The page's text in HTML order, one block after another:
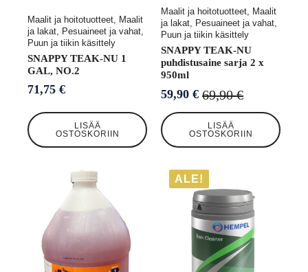
Maalit ja hoitotuotteet, Maalit
ja lakat, Pesuaineet ja vahat,
Puun ja tiikin käsittely
SNAPPY TEAK-NU 1
GAL, NO.2
71,75 €
LISÄÄ
OSTOSKORIIN
Maalit ja hoitotuotteet, Maalit
ja lakat, Pesuaineet ja vahat,
Puun ja tiikin käsittely
SNAPPY TEAK-NU
puhdistusaine sarja 2 x
950ml
69,90€
Alkuperäinen
hinta
oli:
69,90 €.
59,90 €
Nykyinen
hinta
on:
59,90 €.
LISÄÄ
OSTOSKORIIN
ALE!